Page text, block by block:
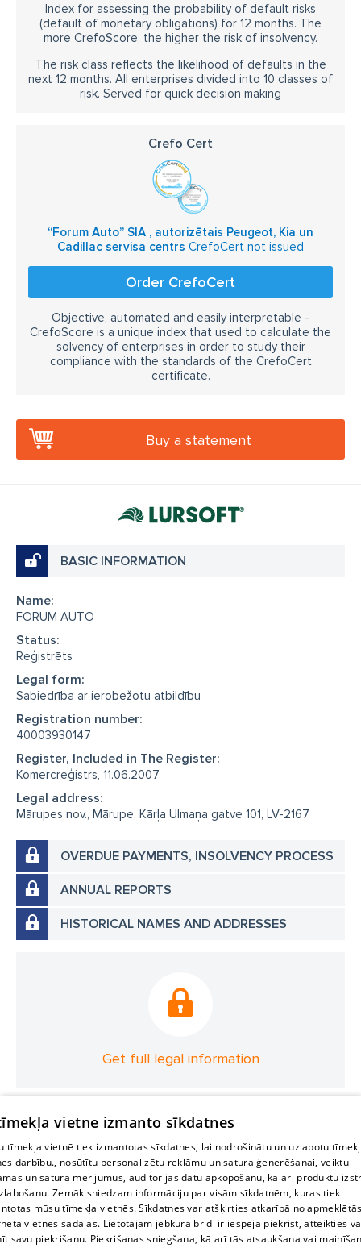
Index for assessing the probability of default risks
(default of monetary obligations) for 12 months. The
more CrefoScore, the higher the risk of insolvency.
The risk class reflects the likelihood of defaults in the
next 12 months. All enterprises divided into 10 classes of
risk. Served for quick decision making
Crefo Cert
“Forum Auto” SIA , autorizētais Peugeot, Kia un
Cadillac servisa centrs CrefoCert not issued
Order CrefoCert
Objective, automated and easily interpretable -
CrefoScore is a unique index that used to calculate the
solvency of enterprises in order to study their
compliance with the standards of the CrefoCert
certificate.
Buy a statement
BASIC INFORMATION
Name:
FORUM AUTO
Status:
Reģistrēts
Legal form:
Sabiedrība ar ierobežotu atbildību
Registration number:
40003930147
Register, Included in The Register:
Komercreģistrs, 11.06.2007
Legal address:
Mārupes nov., Mārupe, Kārļa Ulmaņa gatve 101, LV-2167
OVERDUE PAYMENTS, INSOLVENCY PROCESS
ANNUAL REPORTS
HISTORICAL NAMES AND ADDRESSES
Get full legal information
vietne izmanto sīkdatnes
tīmekļa vietnē tiek izmantotas sīkdatnes, lai nodrošinātu un uzlabotu
darbību., nosūtītu personalizētu reklāmu un satura ģenerēšanai, veiktu
un satura mērījumus, auditorijas datu apkopošanu, kā arī produktu
Zemāk sniedzam informāciju par visām sīkdatnēm, kuras tiek
mūsu tīmekļa vietnēs. Sīkdatnes var atšķirties atkarībā no
vietnes sadaļas. Lietotājam jebkurā brīdī ir iespēja piekrist, atteikties
savu piekrišanu. Piekrišanas sniegšana, kā arī tās atsaukšana vai